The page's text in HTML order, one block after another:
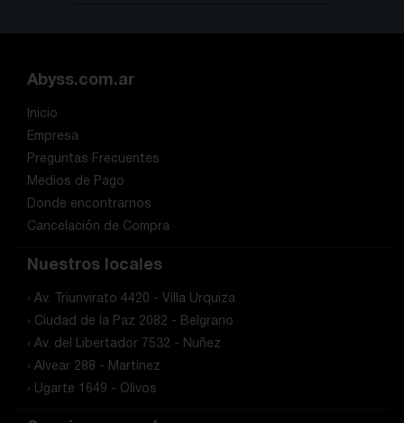
Abyss.com.ar
Inicio
Empresa
Preguntas Frecuentes
Medios de Pago
Donde encontrarnos
Cancelación de Compra
Nuestros locales
› Av. Triunvirato 4420 - Villa Urquiza
› Ciudad de la Paz 2082 - Belgrano
› Av. del Libertador 7532 - Nuñez
› Alvear 288 - Martinez
› Ugarte 1649 - Olivos